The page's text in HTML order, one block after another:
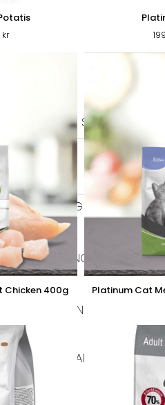
STEP-IN
LÄDERKOPPEL
TEXTIL
& TUGG
HUNDGODIS NORDISKT
REGNKLÄDER
BÄDDAR
FILTAR DYNOR
krPrisintervall:
Chicken 400g Platinum Cat